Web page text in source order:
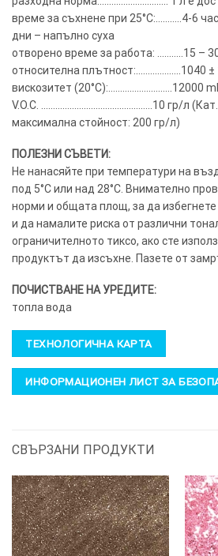
време за съхнене при 25°C:………..4-6
дни – напълно суха
отворено време за работа: ………..15 –
относителна плътност:……………….1040 ±
вискозитет (20°C):………………………12000
V.O.C. ………………………………………..10 гр/л (Кат.
максимална стойност: 200 гр/л)
ПОЛЕЗНИ СЪВЕТИ:
Не нанасяйте при температури на
под 5°C или над 28°C. Внимателно
норми и общата площ, за да
и да намалите риска от различни
ограничителното тиксо, ако сте
продуктът да изсъхне. Пазете от
ПОЧИСТВАНЕ НА УРЕДИТЕ:
топла вода
ТЕХНОЛОГИЧНА КАРТА
ИНФОРМАЦИОНЕН ЛИСТ ЗА
СВЪРЗАНИ ПРОДУКТИ